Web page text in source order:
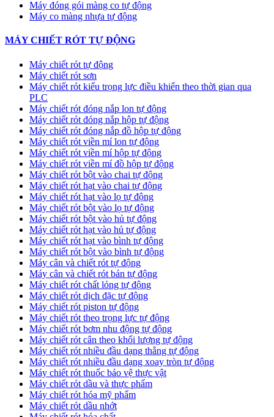
Máy đóng gói màng co tự động
Máy co màng nhựa tự động
MÁY CHIẾT RÓT TỰ ĐỘNG
Máy chiết rót tự động
Máy chiết rót sơn
Máy chiết rót kiểu trọng lực điều khiển theo thời gian qua
PLC
Máy chiết rót đóng nắp lon tự động
Máy chiết rót đóng nắp hộp tự động
Máy chiết rót đóng nắp đồ hộp tự động
Máy chiết rót viền mí lon tự động
Máy chiết rót viền mí hộp tự động
Máy chiết rót viền mí đồ hộp tự động
Máy chiết rót bột vào chai tự động
Máy chiết rót hạt vào chai tự động
Máy chiết rót hạt vào lọ tự động
Máy chiết rót bột vào lọ tự động
Máy chiết rót bột vào hủ tự động
Máy chiết rót hạt vào hủ tự động
Máy chiết rót hạt vào bình tự động
Máy chiết rót bột vào bình tự động
Máy cân và chiết rót tự động
Máy cân và chiết rót bán tự động
​Máy chiết rót chất lỏng tự động
​Máy chiết rót dịch đặc tự động
Máy chiết rót piston tự động
Máy chiết rót theo trọng lực tự động
​Máy chiết rót bơm nhu động tự động
Máy chiết rót cân theo khối lượng tự động
​Máy chiết rót nhiều đầu dạng thẳng tự động
​Máy chiết rót nhiều đầu dạng xoay tròn tự động
Máy chiết rót thuốc bảo vệ thực vật
Máy chiết rót dầu và thực phẩm
Máy chiết rót hóa mỹ phẩm
Máy chiết rót dầu nhớt